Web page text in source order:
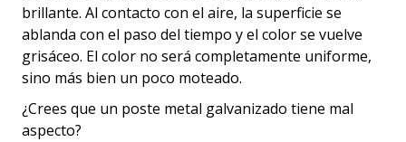
brillante. Al contacto con el aire, la superficie se
ablanda con el paso del tiempo y el color se vuelve
grisáceo. El color no será completamente uniforme,
sino más bien un poco moteado.
¿Crees que un poste metal galvanizado tiene mal
aspecto?